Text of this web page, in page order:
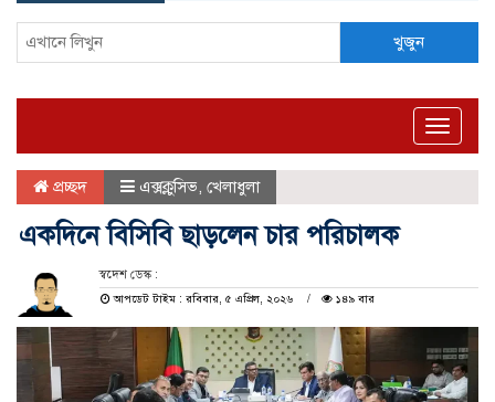
খুজুন
Toggle
প্রচ্ছদ এক্সক্লুসিভ খেলাধুলা
একদিনে বিসিবি ছাড়লেন চার পরিচালক
স্বদেশ ডেস্ক :
আপডেট টাইম : রবিবার, ৫ এপ্রিল, ২০২৬
১৪৯ বার